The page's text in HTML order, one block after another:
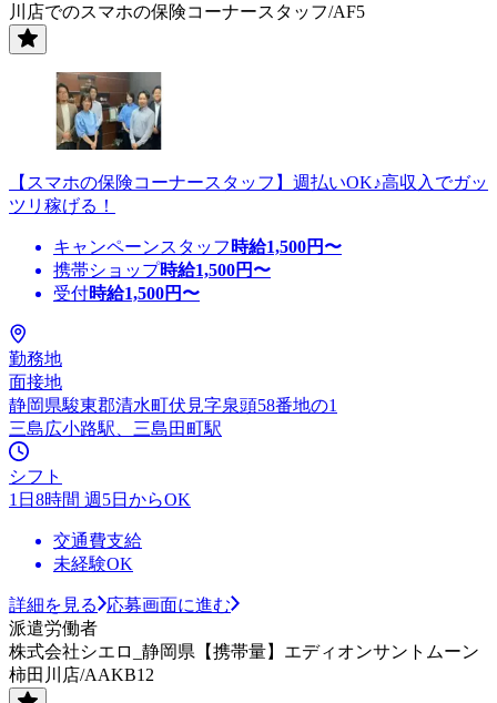
川店でのスマホの保険コーナースタッフ/AF5
【スマホの保険コーナースタッフ】週払いOK♪高収入でガッ
ツリ稼げる！
キャンペーンスタッフ 時給1,500円〜
携帯ショップ時給1,500円〜
受付時給1,500円〜
勤務地
面接地
静岡県駿東郡清水町伏見字泉頭58番地の1
三島広小路駅、三島田町駅
シフト
1日8時間 週5日からOK
交通費支給
未経験OK
詳細を見る
応募画面に進む
派遣労働者
株式会社シエロ_静岡県【携帯量】エディオンサントムーン
柿田川店/AAKB12